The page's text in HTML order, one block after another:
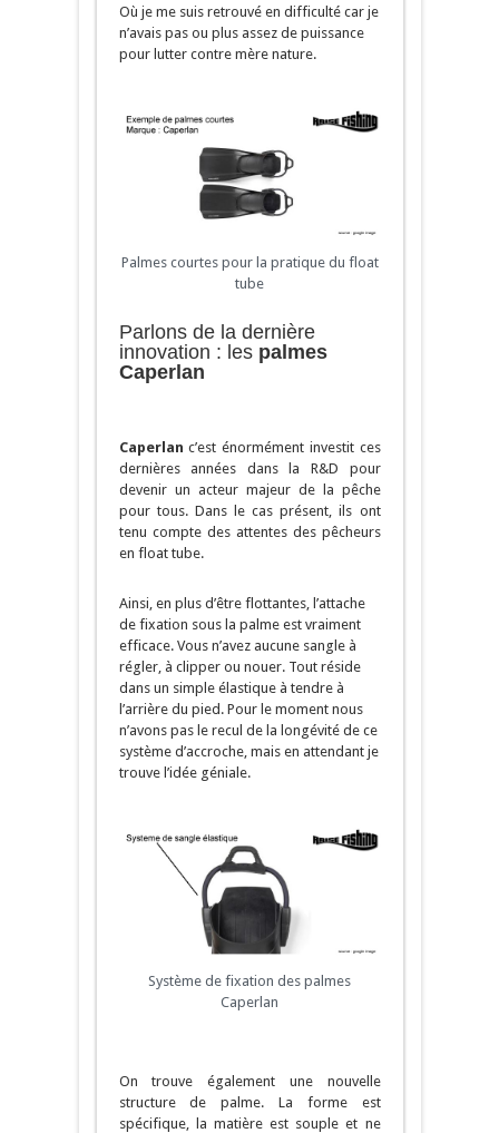
Où je me suis retrouvé en difficulté car je
n’avais pas ou plus assez de puissance
pour lutter contre mère nature.
Palmes courtes pour la pratique du float
tube
Parlons de la dernière
innovation : les palmes
Caperlan
Caperlan c’est énormément investit ces
dernières années dans la R&D pour
devenir un acteur majeur de la pêche
pour tous. Dans le cas présent, ils ont
tenu compte des attentes des pêcheurs
en float tube.
Ainsi, en plus d’être flottantes, l’attache
de fixation sous la palme est vraiment
efficace. Vous n’avez aucune sangle à
régler, à clipper ou nouer. Tout réside
dans un simple élastique à tendre à
l’arrière du pied. Pour le moment nous
n’avons pas le recul de la longévité de ce
système d’accroche, mais en attendant je
trouve l’idée géniale.
Système de fixation des palmes
Caperlan
On trouve également une nouvelle
structure de palme. La forme est
spécifique, la matière est souple et ne